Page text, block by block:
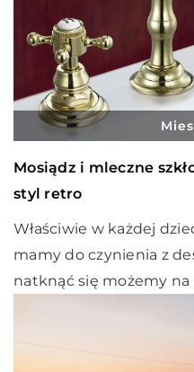
Mosiądz i mleczne
styl retro
Właściwie w każdej
mamy do czynienia z
natknąć się możemy na